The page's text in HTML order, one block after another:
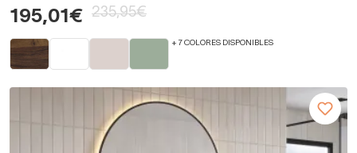
195,01€ 235,95€
+ 7 COLORES DISPONIBLES